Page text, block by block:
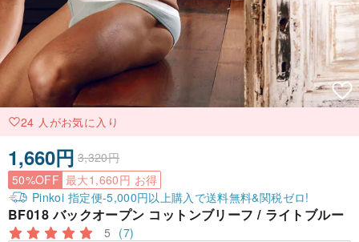
24 人がお気に入り
1,660円 3,320円
50%OFF 最大1,660円 お得
Pinkoi 指定便-5,000円以上購入で送料無料&関税ゼロ!
BF018 バックオープン コットンブリーフ / ライトブルー
5 (7)